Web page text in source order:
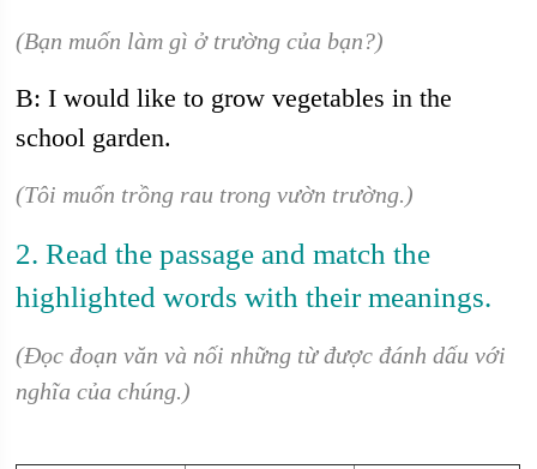
(Bạn muốn làm gì ở trường của bạn?)
B: I would like to grow vegetables in the
school garden.
(Tôi muốn trồng rau trong vườn trường.)
2. Read the passage and match the
highlighted words with their meanings.
(Đọc đoạn văn và nối những từ được đánh dấu với
nghĩa của chúng.)